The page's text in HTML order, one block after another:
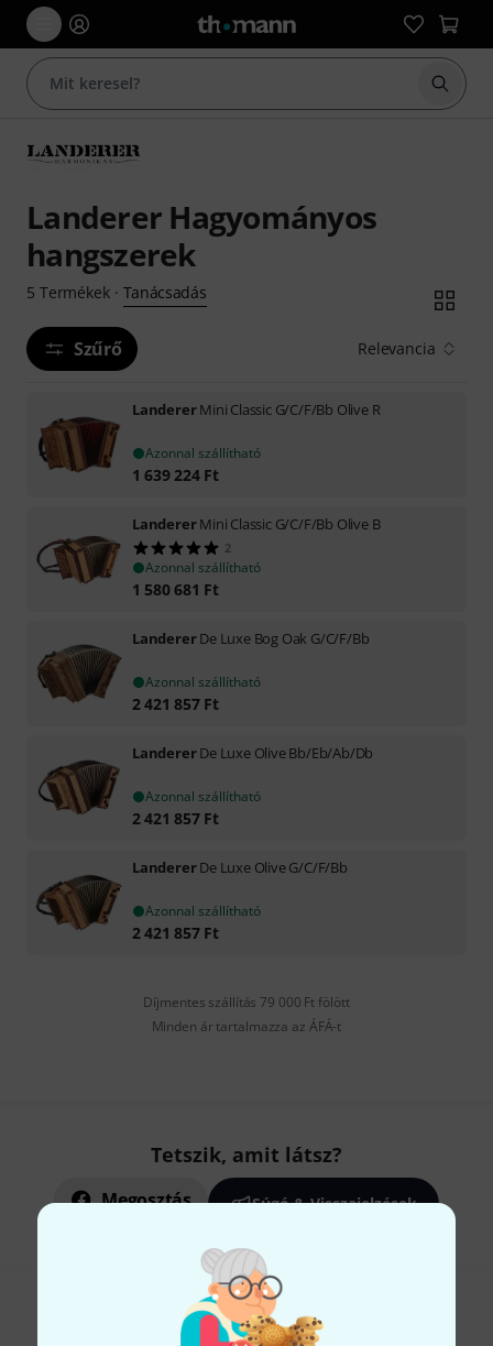
Landerer Hagyományos
hangszerek
5 Termékek· Tanácsadás
Szűrő Relevancia
LandererMini Classic G/C/F/Bb Olive R
Azonnal szállítható
1 639 224 Ft
LandererMini Classic G/C/F/Bb Olive B
2
Azonnal szállítható
1 580 681 Ft
LandererDe Luxe Bog Oak G/C/F/Bb
Azonnal szállítható
2 421 857 Ft
LandererDe Luxe Olive Bb/Eb/Ab/Db
Azonnal szállítható
2 421 857 Ft
LandererDe Luxe Olive G/C/F/Bb
Azonnal szállítható
2 421 857 Ft
Díjmentes szállítás 79 000 Ft fölött
Minden ár tartalmazza az ÁFÁ-t
Tetszik, amit látsz?
Megosztás Súgó & Visszajelzések